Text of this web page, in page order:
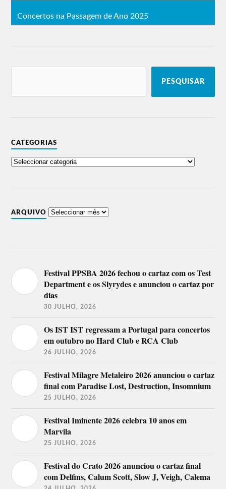
Concertos na Passagem de Ano 2025
PESQUISAR
CATEGORIAS
ARQUIVO
Festival PPSBA 2026 fechou o cartaz com os Test
Department e os Slyrydes e anunciou o cartaz por
dias
30 JULHO, 2026
Os IST IST regressam a Portugal para concertos
em outubro no Hard Club e RCA Club
26 JULHO, 2026
Festival Milagre Metaleiro 2026 anunciou o cartaz
final com Paradise Lost, Destruction, Insomnium
25 JULHO, 2026
Festival Iminente 2026 celebra 10 anos em
Marvila
25 JULHO, 2026
Festival do Crato 2026 anunciou o cartaz final
com Delfins, Calum Scott, Slow J, Veigh, Calema